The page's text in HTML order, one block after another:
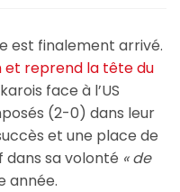
est finalement arrivé.
et reprend la tête du
face à l’US
(2-0) dans leur
et une place de
dans sa volonté « de
année.